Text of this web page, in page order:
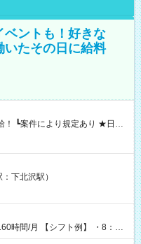
ベントも！好きな
たその日に給料
の日に現金GET♪ お仕事後はコ
！ 【試用期間】試
下北沢駅）
例】 ・8：00